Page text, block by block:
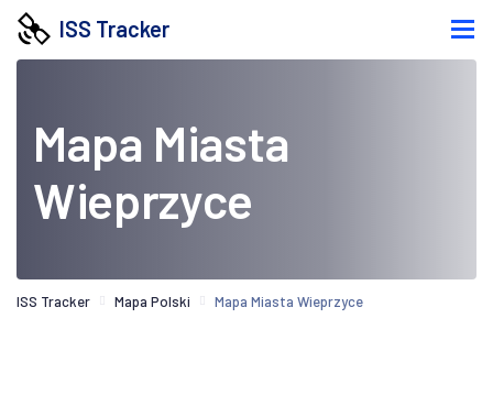
ISS Tracker
Mapa Miasta
Wieprzyce
ISS Tracker Mapa Polski Mapa Miasta Wieprzyce